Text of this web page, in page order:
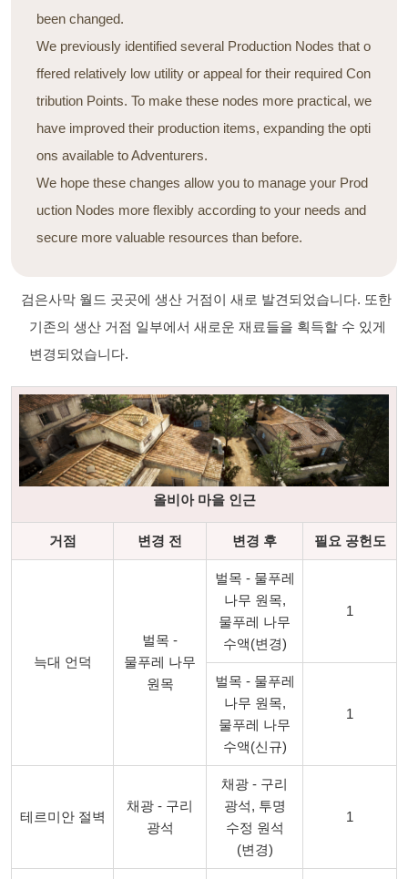
been changed.
We previously identified several Production Nodes that o
ffered relatively low utility or appeal for their required Con
tribution Points. To make these nodes more practical, we
have improved their production items, expanding the opti
ons available to Adventurers.
We hope these changes allow you to manage your Prod
uction Nodes more flexibly according to your needs and
secure more valuable resources than before.
검은사막 월드 곳곳에 생산 거점이 새로 발견되었습니다. 또한
기존의 생산 거점 일부에서 새로운 재료들을 획득할 수 있게
변경되었습니다.
올비아 마을 인근
거점 변경 전 변경 후 필요 공헌도
늑대 언덕
벌목 -
물푸레 나무
원목
벌목 - 물푸레
나무 원목,
물푸레 나무
수액(변경)
1
벌목 - 물푸레
나무 원목,
물푸레 나무
수액(신규)
1
테르미안 절벽
채광 - 구리
광석
채광 - 구리
광석, 투명
수정 원석
(변경)
1